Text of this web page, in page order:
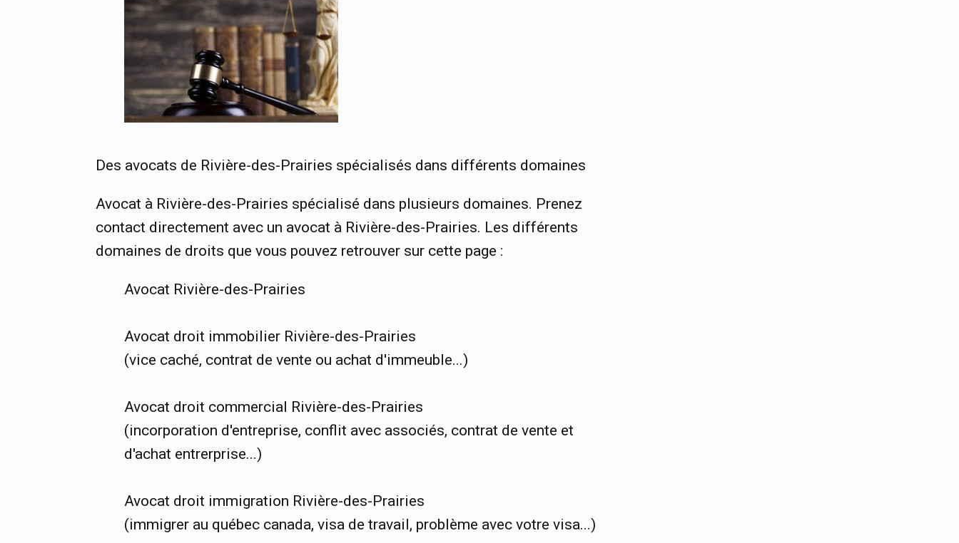
Des avocats de Rivière-des-Prairies spécialisés dans différents domaines
Avocat à Rivière-des-Prairies spécialisé dans plusieurs domaines. Prenez
contact directement avec un avocat à Rivière-des-Prairies. Les différents
domaines de droits que vous pouvez retrouver sur cette page :
Avocat Rivière-des-Prairies
Avocat droit immobilier Rivière-des-Prairies
(vice caché, contrat de vente ou achat d'immeuble...)
Avocat droit commercial Rivière-des-Prairies
(incorporation d'entreprise, conflit avec associés, contrat de vente et
d'achat entrerprise...)
Avocat droit immigration Rivière-des-Prairies
(immigrer au québec canada, visa de travail, problème avec votre visa...)